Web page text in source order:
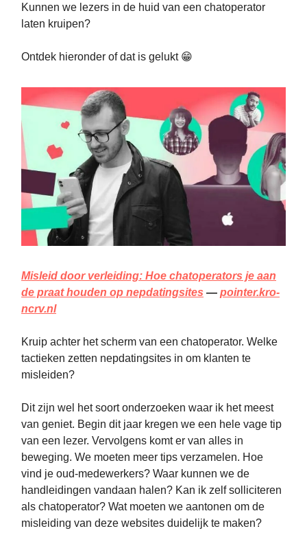
Kunnen we lezers in de huid van een chatoperator
laten kruipen?
Ontdek hieronder of dat is gelukt 😁
Misleid door verleiding: Hoe chatoperators je aan
de praat houden op nepdatingsites — pointer.kro-
ncrv.nl
Kruip achter het scherm van een chatoperator. Welke
tactieken zetten nepdatingsites in om klanten te
misleiden?
Dit zijn wel het soort onderzoeken waar ik het meest
van geniet. Begin dit jaar kregen we een hele vage tip
van een lezer. Vervolgens komt er van alles in
beweging. We moeten meer tips verzamelen. Hoe
vind je oud-medewerkers? Waar kunnen we de
handleidingen vandaan halen? Kan ik zelf solliciteren
als chatoperator? Wat moeten we aantonen om de
misleiding van deze websites duidelijk te maken?